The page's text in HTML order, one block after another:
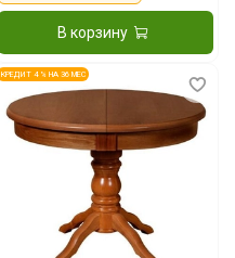
В корзину
КРЕДИТ 4 % НА 36 МЕС